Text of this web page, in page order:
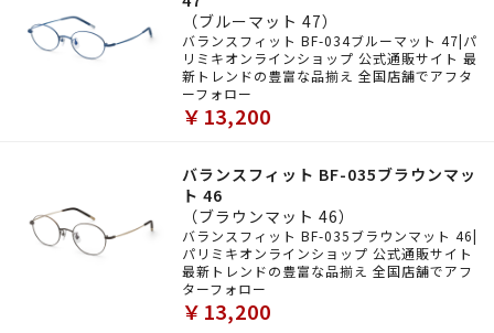
（ブルーマット 47）
バランスフィット BF-034ブルーマット 47|パ
リミキオンラインショップ 公式通販サイト 最
新トレンドの豊富な品揃え 全国店舗でアフタ
ーフォロー
￥13,200
バランスフィット BF-035ブラウンマッ
ト 46
（ブラウンマット 46）
バランスフィット BF-035ブラウンマット 46|
パリミキオンラインショップ 公式通販サイト
最新トレンドの豊富な品揃え 全国店舗でアフ
ターフォロー
￥13,200